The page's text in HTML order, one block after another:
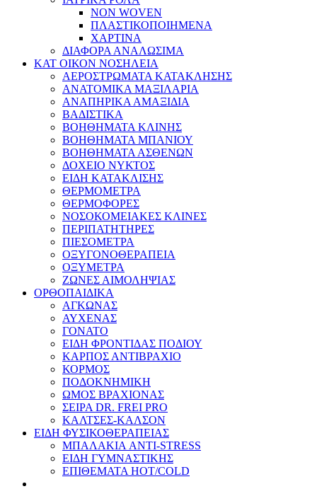
NON WOVEN
ΠΛΑΣΤΙΚΟΠΟΙΗΜΕΝΑ
ΧΑΡΤΙΝΑ
ΔΙΑΦΟΡΑ ΑΝΑΛΩΣΙΜΑ
ΚΑΤ ΟΙΚΟΝ ΝΟΣΗΛΕΙΑ
ΑΕΡΟΣΤΡΩΜΑΤΑ ΚΑΤΑΚΛΗΣΗΣ
ΑΝΑΤΟΜΙΚΑ ΜΑΞΙΛΑΡΙΑ
ΑΝΑΠΗΡΙΚΑ ΑΜΑΞΙΔΙΑ
ΒΑΔΙΣΤΙΚΑ
ΒΟΗΘΗΜΑΤΑ ΚΛΙΝΗΣ
ΒΟΗΘΗΜΑΤΑ ΜΠΑΝΙΟΥ
ΒΟΗΘΗΜΑΤΑ ΑΣΘΕΝΩΝ
ΔΟΧΕΙΟ ΝΥΚΤΟΣ
ΕΙΔΗ ΚΑΤΑΚΛΙΣΗΣ
ΘΕΡΜΟΜΕΤΡΑ
ΘΕΡΜΟΦΟΡΕΣ
ΝΟΣΟΚΟΜΕΙΑΚΕΣ ΚΛΙΝΕΣ
ΠΕΡΙΠΑΤΗΤΗΡΕΣ
ΠΙΕΣΟΜΕΤΡΑ
ΟΞΥΓΟΝΟΘΕΡΑΠΕΙΑ
ΟΞΥΜΕΤΡΑ
ΖΩΝΕΣ ΑΙΜΟΛΗΨΙΑΣ
ΟΡΘΟΠΑΙΔΙΚΑ
ΑΓΚΩΝΑΣ
ΑΥΧΕΝΑΣ
ΓΟΝΑΤΟ
ΕΙΔΗ ΦΡΟΝΤΙΔΑΣ ΠΟΔΙΟΥ
ΚΑΡΠΟΣ ΑΝΤΙΒΡΑΧΙΟ
ΚΟΡΜΟΣ
ΠΟΔΟΚΝΗΜΙΚΗ
ΩΜΟΣ ΒΡΑΧΙΟΝΑΣ
ΣΕΙΡΑ DR. FREI PRO
ΚΑΛΤΣΕΣ-ΚΑΛΣΟΝ
ΕΙΔΗ ΦΥΣΙΚΟΘΕΡΑΠΕΙΑΣ
ΜΠΑΛΑΚΙΑ ANTI-STRESS
ΕΙΔΗ ΓΥΜΝΑΣΤΙΚΗΣ
ΕΠΙΘΕΜΑΤΑ HOT/COLD